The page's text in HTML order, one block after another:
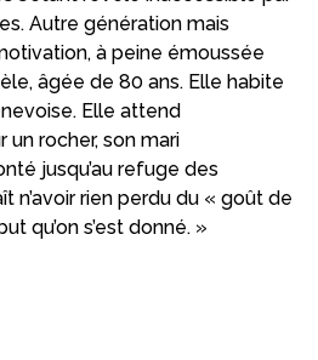
Autre génération mais
à peine émoussée
âgée de 80 ans. Elle habite
Elle attend
un rocher, son mari
jusqu’au refuge des
n’avoir rien perdu du « goût de
qu’on s’est donné. »